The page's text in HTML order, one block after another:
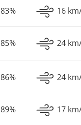
83% 16
85% 24
86% 24
89% 17